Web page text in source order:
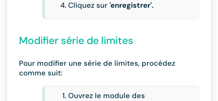
Cliquez sur 'enregistrer'.
Modifier série de limites
Pour modifier une série de limites, procédez
comme suit:
Ouvrez le module des